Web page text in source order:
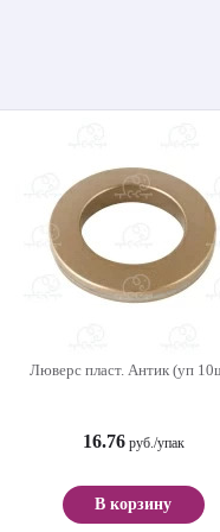
Люверс пласт. Антик (уп
16.76руб./упак
В корзину